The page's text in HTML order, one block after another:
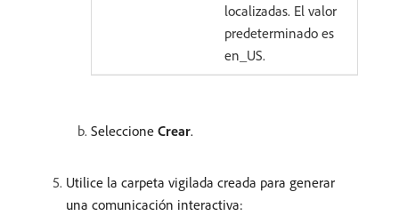
localizadas. El valor
predeterminado es
en_US.
Seleccione Crear.
Utilice la carpeta vigilada creada para generar
una comunicación interactiva: